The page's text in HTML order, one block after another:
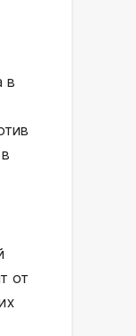
в
от